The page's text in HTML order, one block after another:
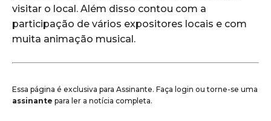
visitar o local. Além disso contou com a
participação de vários expositores locais e com
muita animação musical.
Essa página é exclusiva para Assinante. Faça login ou torne-se uma
assinante para ler a notícia completa.